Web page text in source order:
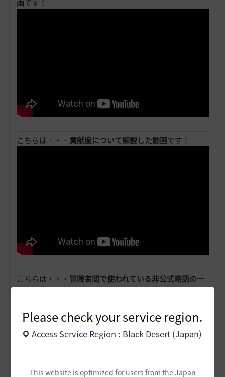
Please check your service region.
Access Service Region : Black Desert (Japan)
This website is optimized for users from the Japan
画です！
こちらは・・・ 貢献度について解説した動画です！
こちらは・・・ 冒険者間で使われている非公式略語の一
部を解説した動画です！